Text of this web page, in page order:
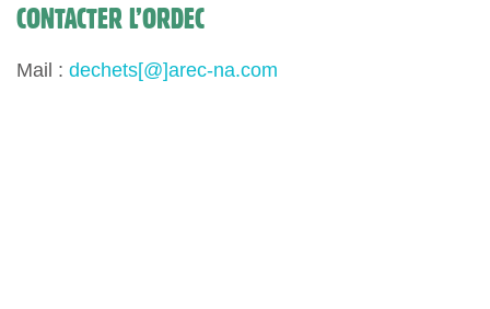
CONTACTER L’ORDEC
Mail : dechets[@]arec-na.com